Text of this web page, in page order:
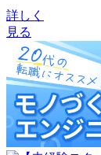
詳しく
見る